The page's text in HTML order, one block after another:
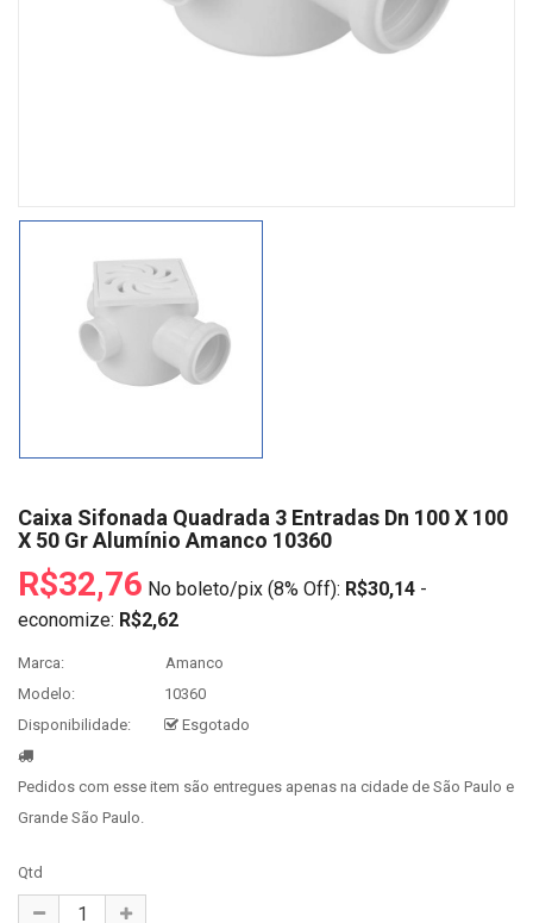
Caixa Sifonada Quadrada 3 Entradas Dn 100 X 100
X 50 Gr Alumínio Amanco 10360
R$32,76 No boleto/pix (8% Off): R$30,14 -
economize: R$2,62
Marca:
Amanco
Modelo:
10360
Disponibilidade:
Esgotado
Pedidos com esse item são entregues apenas na cidade de São Paulo e
Grande São Paulo.
Qtd